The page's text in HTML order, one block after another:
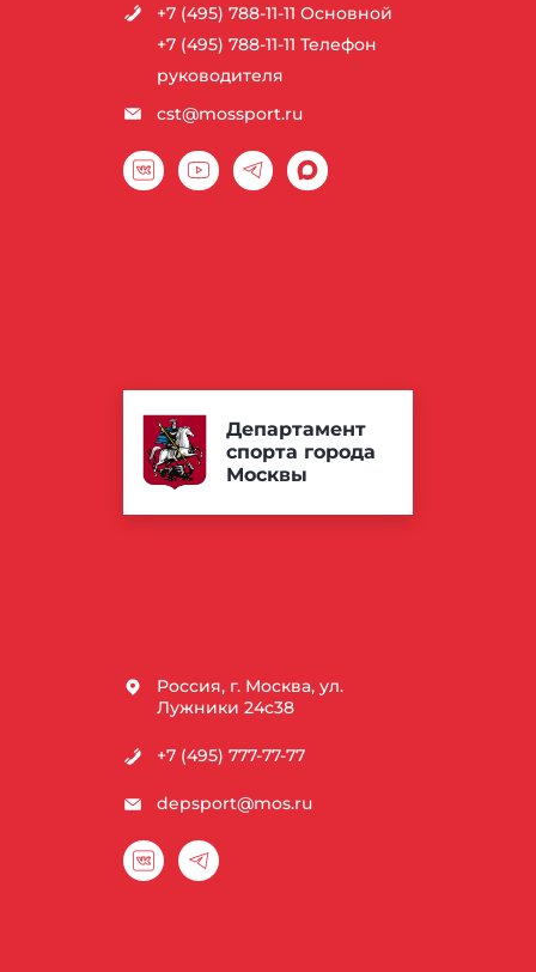
+7 (495) 788-11-11 Основной
+7 (495) 788-11-11 Телефон
руководителя
cst@mossport.ru
Департамент
спорта города
Москвы
Россия, г. Москва, ул.
Лужники 24с38
+7 (495) 777-77-77
depsport@mos.ru